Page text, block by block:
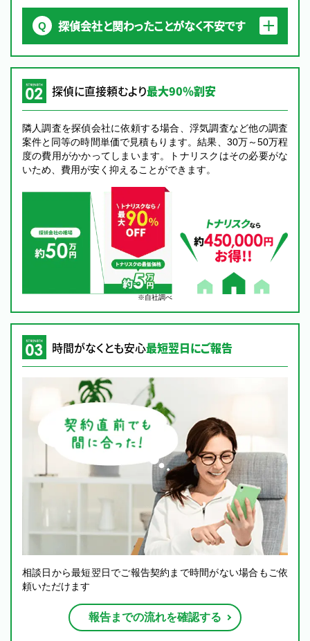
探偵会社と関わったことがなく不安です
探偵に直接頼むより最大90％割安
隣人調査を探偵会社に依頼する場合、浮気調査など他の調査
案件と同等の時間単価で見積もります。結果、30万～50万程
度の費用がかかってしまいます。トナリスクはその必要がな
いため、費用が安く抑えることができます。
※自社調べ
時間がなくとも安心最短翌日にご報告
相談日から最短翌日でご報告契約まで時間がない場合もご依
頼いただけます
報告までの流れを確認する